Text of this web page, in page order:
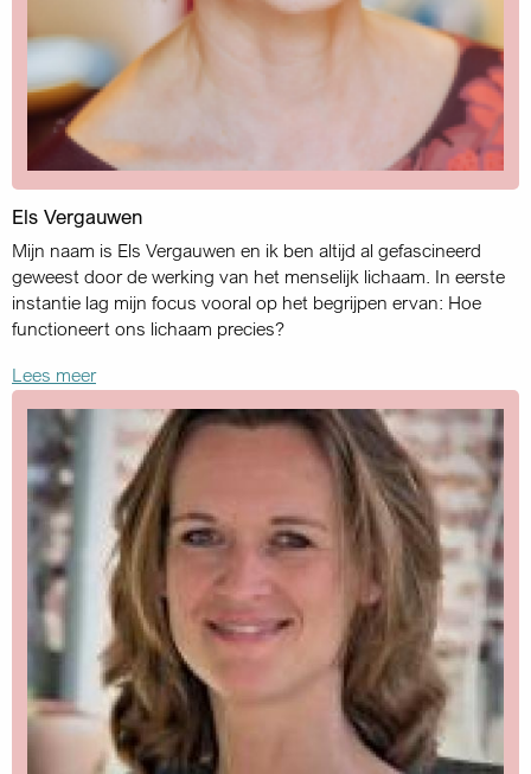
Els Vergauwen
Mijn naam is Els Vergauwen en ik ben altijd al gefascineerd
geweest door de werking van het menselijk lichaam. In eerste
instantie lag mijn focus vooral op het begrijpen ervan: Hoe
functioneert ons lichaam precies?
Lees meer